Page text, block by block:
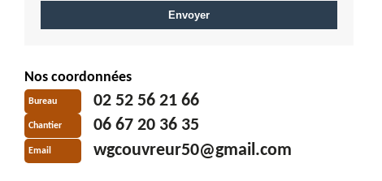
Nos coordonnées
Bureau 02 52 56 21 66
Chantier 06 67 20 36 35
Email wgcouvreur50@gmail.com